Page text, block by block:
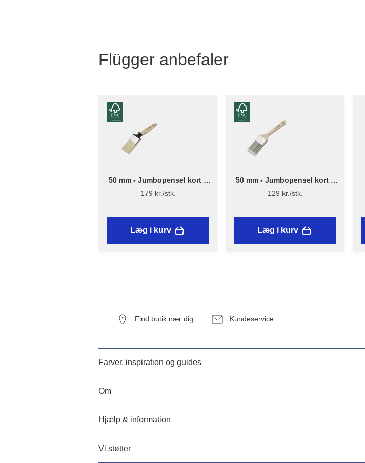
Flügger anbefaler
50 mm - Jumbopensel kort –
Flügger Excellence Series
179 kr./stk.
Læg i kurv
50 mm - Jumbopensel kort –
Flügger Pro Series
129 kr./stk.
Læg i kurv
Find butik nær dig Kundeservice
Farver, inspiration og guides
Om
Hjælp & information
Vi støtter